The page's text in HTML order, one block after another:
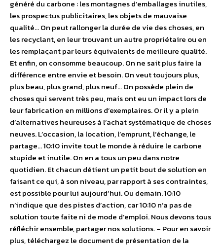
généré du carbone : les montagnes d’emballages inutiles,
les prospectus publicitaires, les objets de mauvaise
qualité… On peut rallonger la durée de vie des choses, en
les recyclant, en leur trouvant un autre propriétaire ou en
les remplaçant par leurs équivalents de meilleure qualité.
Et enfin, on consomme beaucoup. On ne sait plus faire la
différence entre envie et besoin. On veut toujours plus,
plus beau, plus grand, plus neuf… On possède plein de
choses qui servent très peu, mais ont eu un impact lors de
leur fabrication en millions d’exemplaires. Or il y a plein
d’alternatives heureuses à l’achat systématique de choses
neuves. L’occasion, la location, l’emprunt, l’échange, le
partage… 10:10 invite tout le monde à réduire le carbone
stupide et inutile. On en a tous un peu dans notre
quotidien. Et chacun détient un petit bout de solution en
faisant ce qui, à son niveau, par rapport à ses contraintes,
est possible pour lui aujourd’hui. Ou demain. 10:10
n’indique que des pistes d’action, car 10:10 n’a pas de
solution toute faite ni de mode d’emploi. Nous devons tous
réfléchir ensemble, partager nos solutions. – Pour en savoir
plus, téléchargez le document de présentation de la